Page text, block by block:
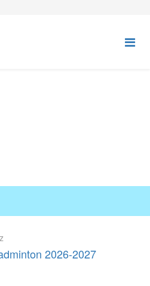
2026-2027